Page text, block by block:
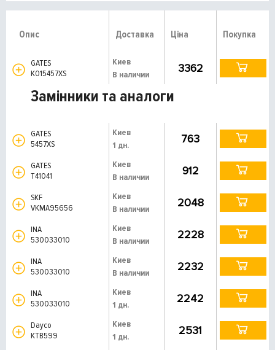
Опис Доставка Ціна Покупка
GATES
K015457XS
Киев
В наличии
3362
Замінники та аналоги
GATES
5457XS
Киев
1 дн.
763
GATES
T41041
Киев
В наличии
912
SKF
VKMA95656
Киев
В наличии
2048
INA
530033010
Киев
В наличии
2228
INA
530033010
Киев
В наличии
2232
INA
530033010
Киев
1 дн.
2242
Dayco
KTB599
Киев
1 дн.
2531